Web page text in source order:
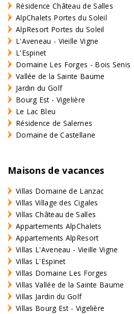
Résidence Château de Salles
AlpChalets Portes du Soleil
AlpResort Portes du Soleil
L'Aveneau - Vieille Vigne
L'Espinet
Domaine Les Forges - Bois Senis
Vallée de la Sainte Baume
Jardin du Golf
Bourg Est - Vigelière
Le Lac Bleu
Résidence de Salernes
Domaine de Castellane
Maisons de vacances
Villas Domaine de Lanzac
Villas Village des Cigales
Villas Château de Salles
Appartements AlpChalets
Appartements AlpResort
Villas L'Aveneau - Vieille Vigne
Villas L'Espinet
Villas Domaine Les Forges
Villas Vallée de la Sainte Baume
Villas Jardin du Golf
Villas Bourg Est - Vigelière